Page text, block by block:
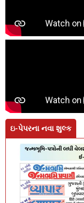
ઇ-પેપરના નવા શુલ્ક